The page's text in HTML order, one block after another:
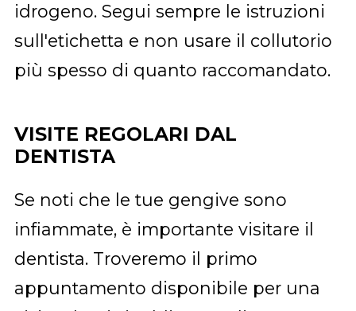
idrogeno. Segui sempre le istruzioni
sull'etichetta e non usare il collutorio
più spesso di quanto raccomandato.
VISITE REGOLARI DAL
DENTISTA
Se noti che le tue gengive sono
infiammate, è importante visitare il
dentista. Troveremo il primo
appuntamento disponibile per una